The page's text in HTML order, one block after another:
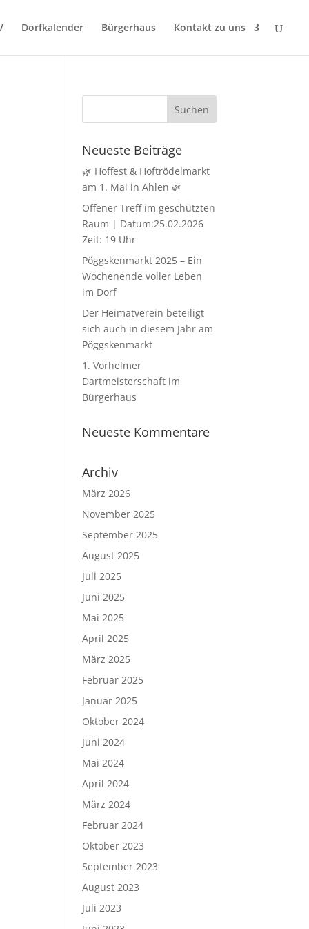
Dorfkalender Bürgerhaus Kontakt zu uns
Neueste Beiträge
🌿 Hoffest & Hoftrödelmarkt
am 1. Mai in Ahlen 🌿
Offener Treff im geschützten
Raum | Datum:25.02.2026
Zeit: 19 Uhr
Pöggskenmarkt 2025 – Ein
Wochenende voller Leben
im Dorf
Der Heimatverein beteiligt
sich auch in diesem Jahr am
Pöggskenmarkt
1. Vorhelmer
Dartmeisterschaft im
Bürgerhaus
Neueste Kommentare
Archiv
März 2026
November 2025
September 2025
August 2025
Juli 2025
Juni 2025
Mai 2025
April 2025
März 2025
Februar 2025
Januar 2025
Oktober 2024
Juni 2024
Mai 2024
April 2024
März 2024
Februar 2024
Oktober 2023
September 2023
August 2023
Juli 2023